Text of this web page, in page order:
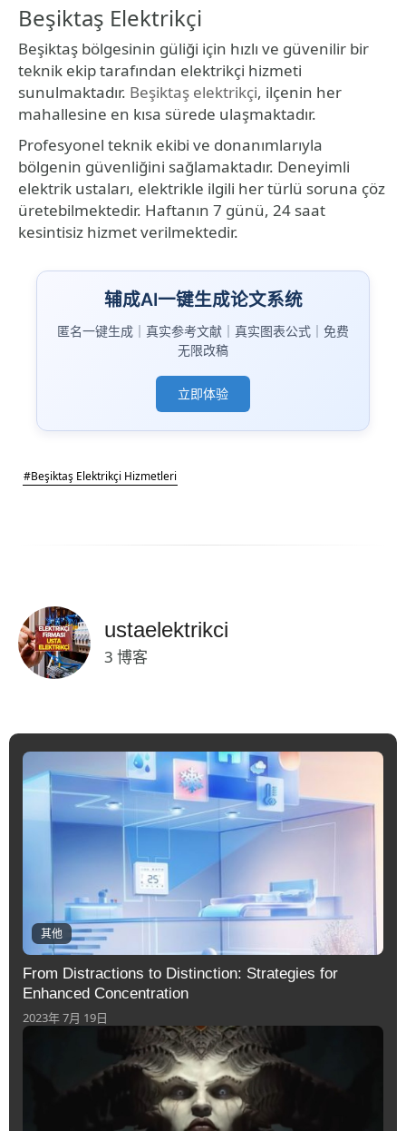
Beşiktaş Elektrikçi
Beşiktaş bölgesinin güliği için hızlı ve güvenilir bir
teknik ekip tarafından elektrikçi hizmeti
sunulmaktadır. Beşiktaş elektrikçi, ilçenin her
mahallesine en kısa sürede ulaşmaktadır.
Profesyonel teknik ekibi ve donanımlarıyla
bölgenin güvenliğini sağlamaktadır. Deneyimli
elektrik ustaları, elektrikle ilgili her türlü soruna çöz
üretebilmektedir. Haftanın 7 günü, 24 saat
kesintisiz hizmet verilmektedir.
辅成AI一键生成论文系统
匿名一键生成｜真实参考文献｜真实图表公式｜免费
无限改稿
立即体验
#Beşiktaş Elektrikçi Hizmetleri
ustaelektrikci
3 博客
其他
From Distractions to Distinction: Strategies for
Enhanced Concentration
2023年 7月 19日